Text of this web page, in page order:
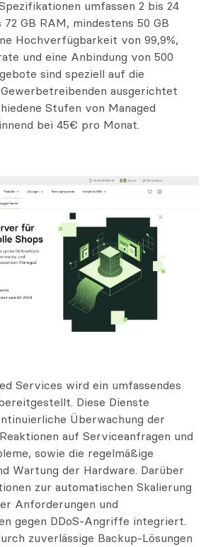
umfassen 2 bis 24
72 GB RAM, mindestens 50 GB
Hochverfügbarkeit von 99,9%,
und eine Anbindung von 500
sind speziell auf die
ausgerichtet
Stufen von Managed
bei 45€ pro Monat.
Services wird ein umfassendes
Diese Dienste
Überwachung der
auf Serviceanfragen und
sowie die regelmäßige
Wartung der Hardware. Darüber
zur automatischen Skalierung
Anforderungen und
gegen DDoS-Angriffe integriert.
zuverlässige Backup-Lösungen